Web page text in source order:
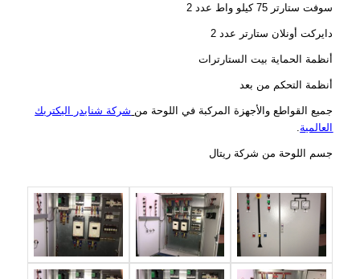
سوفت ستارتر 75 كيلو واط عدد 2
دايركت أونلان ستارتر عدد 2
أنظمة الحماية بيت الستارترات
أنظمة التحكم من بعد
جميع القواطع والأجهزة المركبة في اللوحة من شركة شنايدر اليكتريك
العالمية.
جسم اللوحة من شركة ريتال